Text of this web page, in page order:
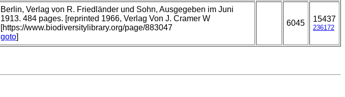
Berlin, Verlag von R. Friedländer und Sohn, Ausgegeben im Juni
1913. 484 pages. [reprinted 1966, Verlag Von J. Cramer W
[https://www.biodiversitylibrary.org/page/883047
goto]
6045 15437
236172